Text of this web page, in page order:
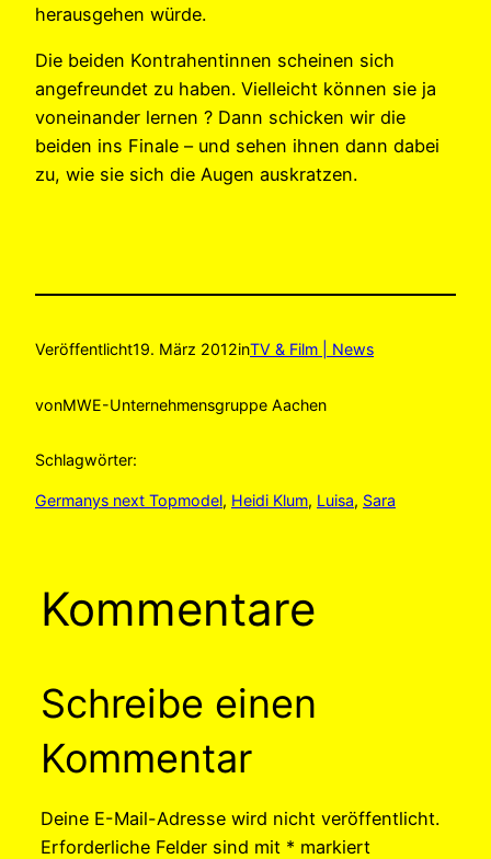
herausgehen würde.
Die beiden Kontrahentinnen scheinen sich
angefreundet zu haben. Vielleicht können sie ja
voneinander lernen ? Dann schicken wir die
beiden ins Finale – und sehen ihnen dann dabei
zu, wie sie sich die Augen auskratzen.
Veröffentlicht19. März 2012inTV & Film | News
vonMWE-Unternehmensgruppe Aachen
Schlagwörter:
Germanys next Topmodel, Heidi Klum, Luisa, Sara
Kommentare
Schreibe einen
Kommentar
Deine E-Mail-Adresse wird nicht veröffentlicht.
Erforderliche Felder sind mit * markiert